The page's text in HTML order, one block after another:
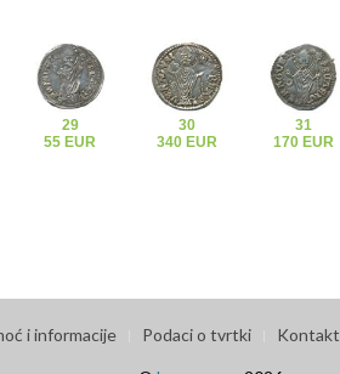
29
55 EUR
30
340 EUR
31
170 EUR
i informacije Podaci o tvrtki Kontakt